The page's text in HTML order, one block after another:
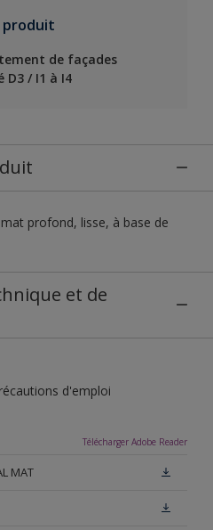
produit
de façades
/ I1 à I4
profond, lisse, à base de
et de
d'emploi
Télécharger Adobe Reader
MAT